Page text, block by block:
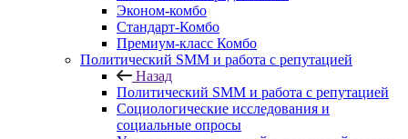
Эконом-комбо
Стандарт-Комбо
Премиум-класс Комбо
Политический SMM и работа с репутацией
Назад
Политический SMM и работа с репутацией
Социологические исследования и
социальные опросы